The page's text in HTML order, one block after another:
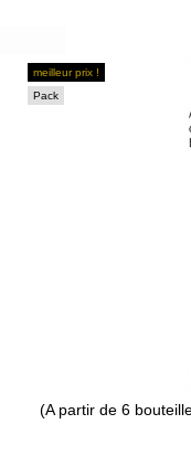
meilleur prix !
Pack
(A partir de 6